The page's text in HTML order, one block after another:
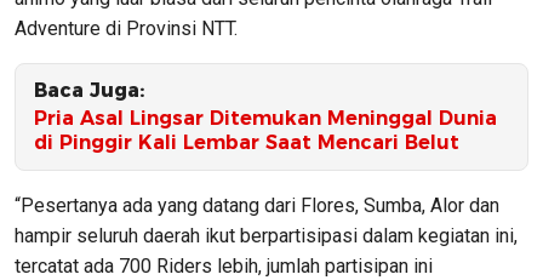
Adventure di Provinsi NTT.
Baca Juga:
Pria Asal Lingsar Ditemukan Meninggal Dunia
di Pinggir Kali Lembar Saat Mencari Belut
“Pesertanya ada yang datang dari Flores, Sumba, Alor dan
hampir seluruh daerah ikut berpartisipasi dalam kegiatan ini,
tercatat ada 700 Riders lebih, jumlah partisipan ini